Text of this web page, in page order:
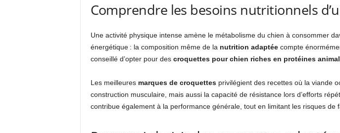
Comprendre les besoins nutritionnels
Une activité physique intense amène le métabolisme du chien à consommer
énergétique : la composition même de la nutrition adaptéecompte
conseillé d’opter pour des croquettes pour chien riches en protéines
Les meilleures marques de croquettesprivilégient des recettes où la viande
construction musculaire, mais aussi la capacité de résistance lors d’efforts
contribue également à la performance générale, tout en limitant les risques de